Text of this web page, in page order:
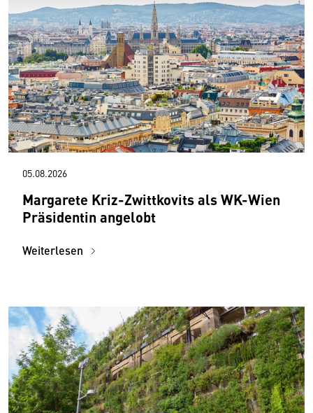
05.08.2026
Margarete Kriz-Zwittkovits als WK-Wien
Präsidentin angelobt
Weiterlesen